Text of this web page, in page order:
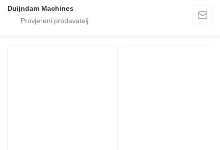
Duijndam Machines